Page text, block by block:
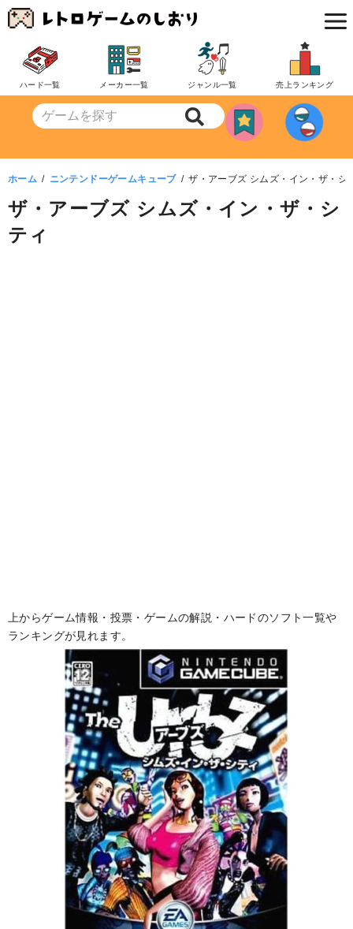
コ
ン
ツ
動
ハード一覧 メーカー一覧 ジャンル一覧 売上ランキング
ホーム ニンテンドーゲームキューブ ザ・アーブズ シムズ・イン・ザ・シ
ザ・アーブズ シムズ・イン・ザ・シ
ティ
上からゲーム情報・投票・ゲームの解説・ハードのソフト一覧や
ランキングが見れます。